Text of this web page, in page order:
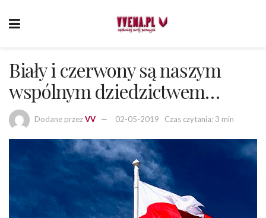
Biały i czerwony są naszym
wspólnym dziedzictwem…
Dodane przezVV 02-05-2019 Czas czytania: 3 min